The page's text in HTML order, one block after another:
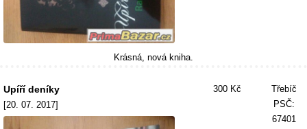
Krásná, nová kniha.
Upíří deníky
[20. 07. 2017]
300 Kč
Třebíč
PSČ:
67401